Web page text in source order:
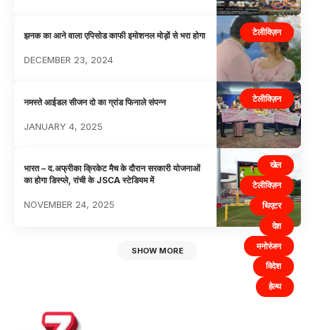
टेलीविज़न
झनक का आने वाला एपिसोड काफी इमोशनल मोड़ों से भरा होगा
DECEMBER 23, 2024
टेलीविज़न
नमस्ते आईडल सीजन दो का ग्रांड फिनाले संपन्न
JANUARY 4, 2025
खेल
टेलीविज़न
थिएटर
देश
मनोरंजन
विदेश
हेल्थ
भारत – द.अफ्रीका क्रिकेट मैच के दौरान सरकारी योजनाओं
का होगा डिस्प्ले, रांची के JSCA स्टेडियम में
NOVEMBER 24, 2025
SHOW MORE